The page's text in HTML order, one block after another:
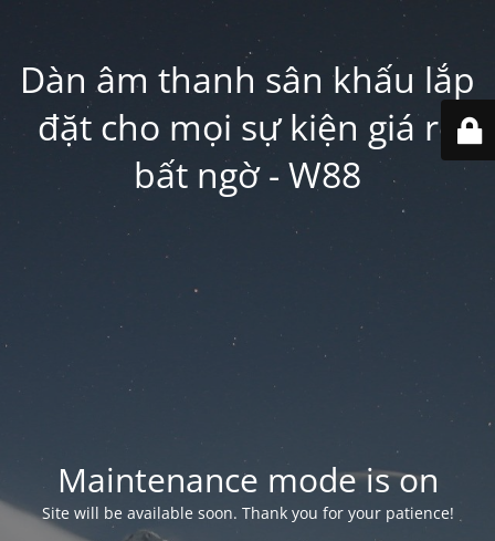
Dàn âm thanh sân khấu lắp
đặt cho mọi sự kiện giá rẻ
bất ngờ - W88
Maintenance mode is on
Site will be available soon. Thank you for your patience!